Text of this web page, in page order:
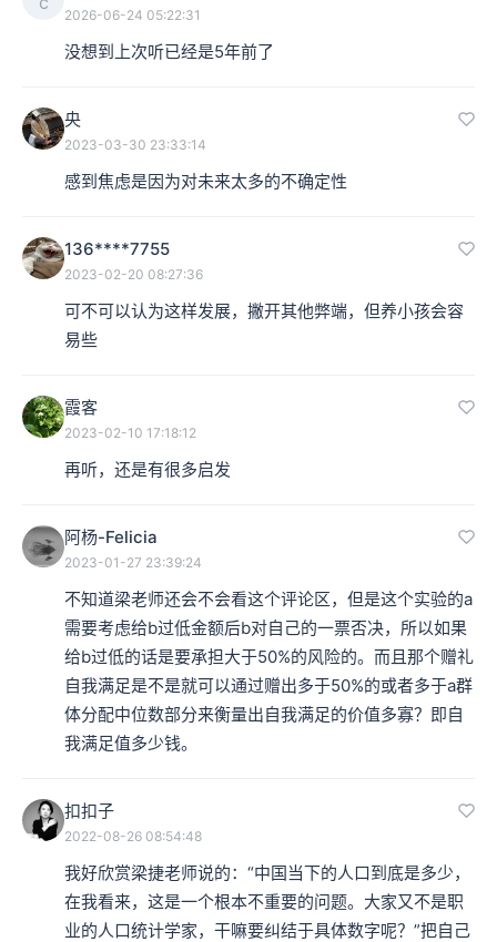
不必每天盯着汇率。从去年年中开始，人民币相对于美元
就一路升值，升到现在已经是6.44，好像也没人再问我人
民币升值对我们的生活有什么影响。
本集编辑：夏夏
2026-06-24 05:22:31
没想到上次听已经是5年前了
央
2023-03-30 23:33:14
感到焦虑是因为对未来太多的不确定性
136****7755
2023-02-20 08:27:36
可不可以认为这样发展，撇开其他弊端，但养小孩会容
易些
霞客
2023-02-10 17:18:12
再听，还是有很多启发
阿杨-Felicia
2023-01-27 23:39:24
不知道梁老师还会不会看这个评论区，但是这个实验的a
需要考虑给b过低金额后b对自己的一票否决，所以如果
给b过低的话是要承担大于50%的风险的。而且那个赠礼
自我满足是不是就可以通过赠出多于50%的或者多于a群
体分配中位数部分来衡量出自我满足的价值多寡？即自
我满足值多少钱。
扣扣子
2022-08-26 08:54:48
我好欣赏梁捷老师说的：“中国当下的人口到底是多少，
在我看来，这是一个根本不重要的问题。大家又不是职
业的人口统计学家，干嘛要纠结于具体数字呢？”把自己